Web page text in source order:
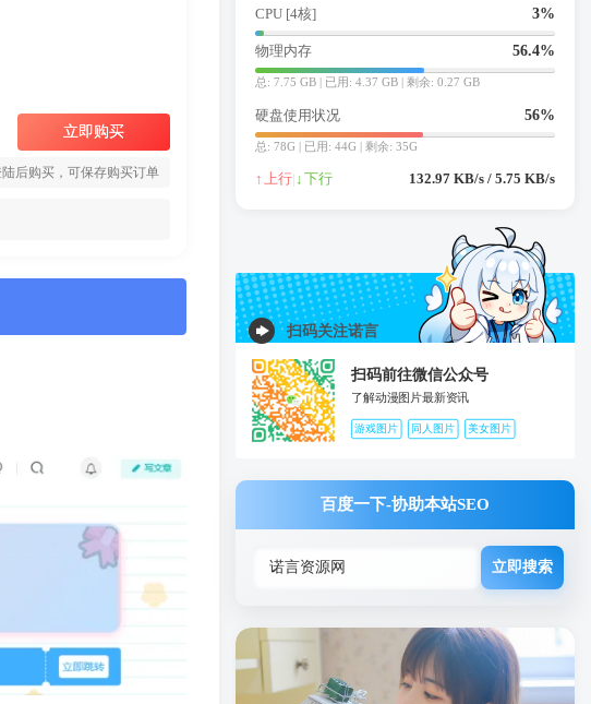
立即购买
后购买，可保存购买订单
CPU [4核] 3%
物理内存 56.7%
总: 7.75 GB | 已用: 4.39 GB | 剩余: 0.24 GB
硬盘使用状况 56%
总: 78G | 已用: 44G | 剩余: 35G
↑ 上行 ↓ 下行 50.96 KB/s / 3 KB/s
扫码关注诺言
扫码前往微信公众号
了解动漫图片最新资讯
游戏图片 同人图片 美女图片
百度一下-协助本站SEO
立即搜索